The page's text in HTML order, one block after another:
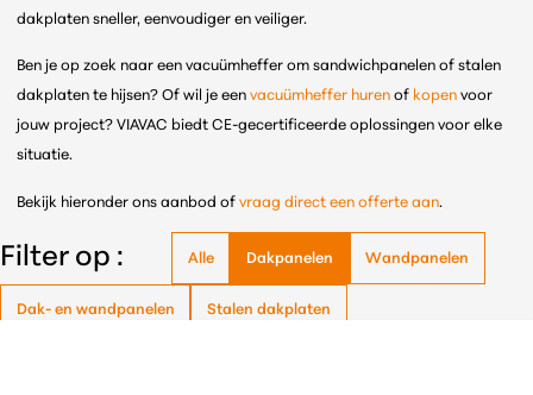
dakplaten sneller, eenvoudiger en veiliger.
Ben je op zoek naar een vacuümheffer om sandwichpanelen of stalen
dakplaten te hijsen? Of wil je eenvacuümheffer huren of kopen voor
jouw project? VIAVAC biedt CE-gecertificeerde oplossingen voor elke
situatie.
Bekijk hieronder ons aanbod ofvraag direct een offerte aan.
Filter op : Alle Dakpanelen Wandpanelen
Dak- en wandpanelen Stalen dakplaten